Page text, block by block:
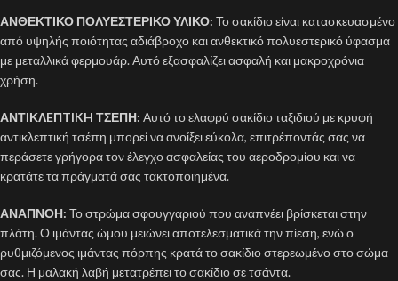
ΑΝΘΕΚΤΙΚΟ ΠΟΛΥΕΣΤΕΡΙΚΟ ΥΛΙΚΟ: Το σακίδιο είναι κατασκευασμένο
από υψηλής ποιότητας αδιάβροχο και ανθεκτικό πολυεστερικό ύφασμα
με μεταλλικά φερμουάρ. Αυτό εξασφαλίζει ασφαλή και μακροχρόνια
χρήση.
ΑΝΤΙΚΛEΠTIKH ΤΣΕΠΗ: Αυτό το ελαφρύ σακίδιο ταξιδιού με κρυφή
αντικλεπτική τσέπη μπορεί να ανοίξει εύκολα, επιτρέποντάς σας να
περάσετε γρήγορα τον έλεγχο ασφαλείας του αεροδρομίου και να
κρατάτε τα πράγματά σας τακτοποιημένα.
ΑΝΑΠΝΟΗ: Το στρώμα σφουγγαριού που αναπνέει βρίσκεται στην
πλάτη. Ο ιμάντας ώμου μειώνει αποτελεσματικά την πίεση, ενώ ο
ρυθμιζόμενος ιμάντας πόρπης κρατά το σακίδιο στερεωμένο στο σώμα
σας. Η μαλακή λαβή μετατρέπει το σακίδιο σε τσάντα.